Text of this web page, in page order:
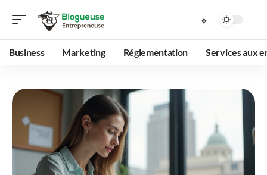
Business Marketing Réglementation Services aux